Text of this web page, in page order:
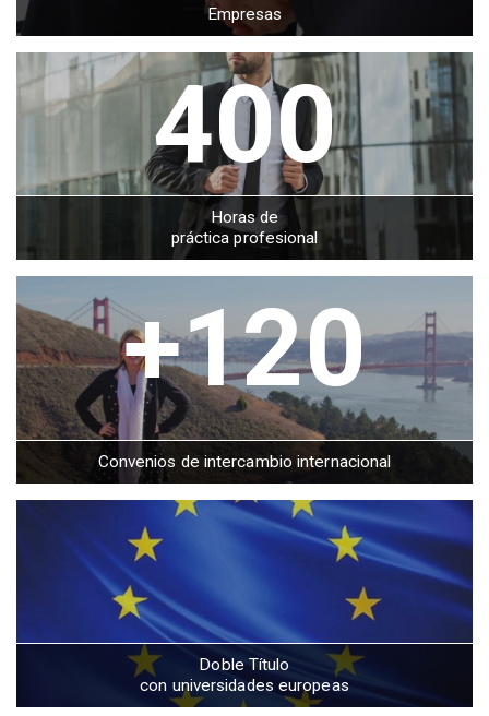
Empresas
400
Horas de
práctica profesional
+120
Convenios de intercambio internacional
Doble Título
con universidades europeas